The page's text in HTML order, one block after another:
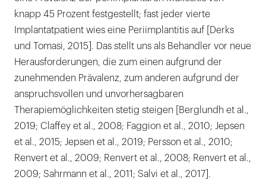
knapp 45 Prozent festgestellt; fast jeder vierte
Implantatpatient wies eine Periimplantitis auf [Derks
und Tomasi, 2015]. Das stellt uns als Behandler vor neue
Herausforderungen, die zum einen aufgrund der
zunehmenden Prävalenz, zum anderen aufgrund der
anspruchsvollen und unvorhersagbaren
Therapiemöglichkeiten stetig steigen [Berglundh et al.,
2019; Claffey et al., 2008; Faggion et al., 2010; Jepsen
et al., 2015; Jepsen et al., 2019; Persson et al., 2010;
Renvert et al., 2009; Renvert et al., 2008; Renvert et al.,
2009; Sahrmann et al., 2011; Salvi et al., 2017].